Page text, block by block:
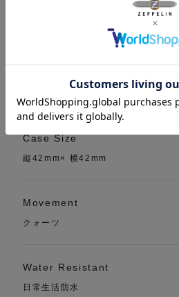
DETAILS
Case Size
縦42mm× 横42mm
Movement
クォーツ
Water Resistant
日常生活防水